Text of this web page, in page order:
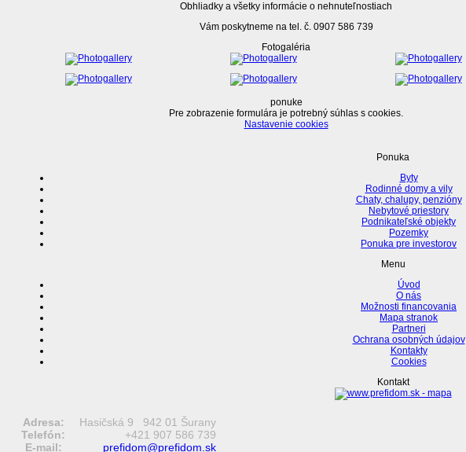
Obhliadky a všetky informácie o nehnuteľnostiach
Vám poskytneme na tel. č. 0907 586 739
Fotogaléria
ponuke
Pre zobrazenie formulára je potrebný súhlas s cookies.
Nastavenie cookies
Ponuka
Byty
Rodinné domy a vily
Chaty, chalupy, penzióny
Nebytové priestory
Podnikateľské objekty
Pozemky
Ponuka pre investorov
Menu
Úvod
O nás
Možnosti financovania
Mapa stranok
Partneri
Ochrana osobných údajov
Kontakty
Cookies
Kontakt
Adresa:
Hasičská 9 942 01 Šurany
Telefón:
+421 907 586 739
E-mail:
prefidom@prefidom.sk